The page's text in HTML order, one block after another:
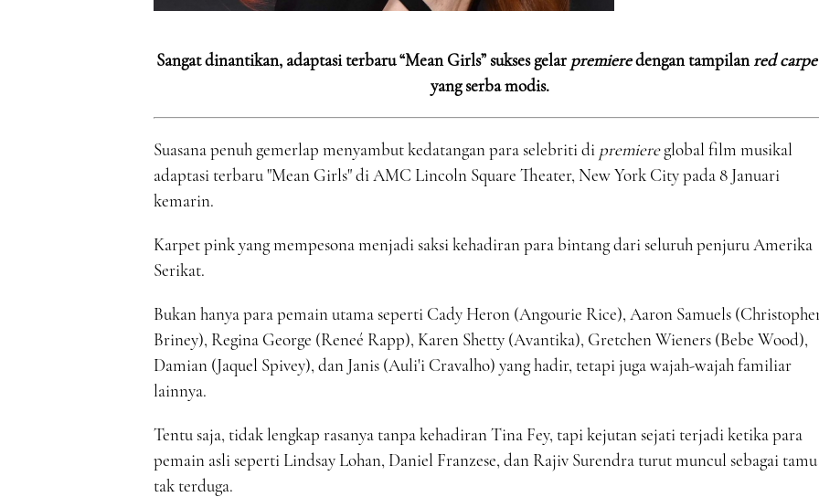
Sangat dinantikan, adaptasi terbaru “Mean Girls” sukses gelarpremieredengan tampilanred
yang serba modis.
Suasana penuh gemerlap menyambut kedatangan para selebriti di premiereglobal film musikal
adaptasi terbaru "Mean Girls" di AMC Lincoln Square Theater, New York City pada 8 Januari
kemarin.
Karpet pink yang mempesona menjadi saksi kehadiran para bintang dari seluruh penjuru Amerika
Serikat.
Bukan hanya para pemain utama seperti Cady Heron (Angourie Rice), Aaron Samuels
Briney), Regina George (Reneé Rapp), Karen Shetty (Avantika), Gretchen Wieners (Bebe Wood),
Damian (Jaquel Spivey), dan Janis (Auli'i Cravalho) yang hadir, tetapi juga wajah-wajah familiar
lainnya.
Tentu saja, tidak lengkap rasanya tanpa kehadiran Tina Fey, tapi kejutan sejati terjadi ketika para
pemain asli seperti Lindsay Lohan, Daniel Franzese, dan Rajiv Surendra turut muncul sebagai tamu
tak terduga.